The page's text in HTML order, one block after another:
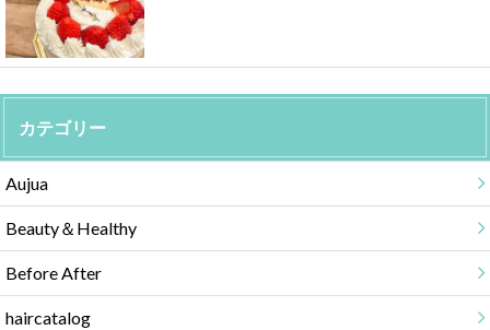
カテゴリー
Aujua
Beauty＆Healthy
Before After
haircatalog